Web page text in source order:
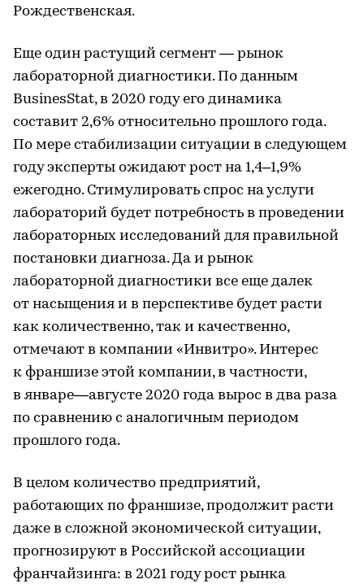
Рождественская.
Еще один растущий сегмент — рынок
лабораторной диагностики. По данным
BusinesStat, в 2020 году его динамика
составит 2,6% относительно прошлого года.
По мере стабилизации ситуации в следующем
году эксперты ожидают рост на 1,4–1,9%
ежегодно. Стимулировать спрос на услуги
лабораторий будет потребность в проведении
лабораторных исследований для правильной
постановки диагноза. Да и рынок
лабораторной диагностики все еще далек
от насыщения и в перспективе будет расти
как количественно, так и качественно,
отмечают в компании «Инвитро». Интерес
к франшизе этой компании, в частности,
в январе—августе 2020 года вырос в два раза
по сравнению с аналогичным периодом
прошлого года.
В целом количество предприятий,
работающих по франшизе, продолжит расти
даже в сложной экономической ситуации,
прогнозируют в Российской ассоциации
франчайзинга: в 2021 году рост рынка